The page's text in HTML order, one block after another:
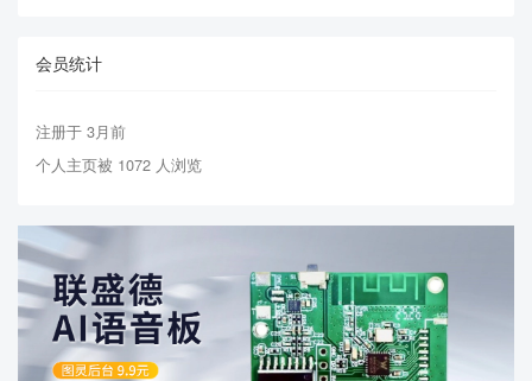
会员统计
注册于 3月前
个人主页被 1072 人浏览